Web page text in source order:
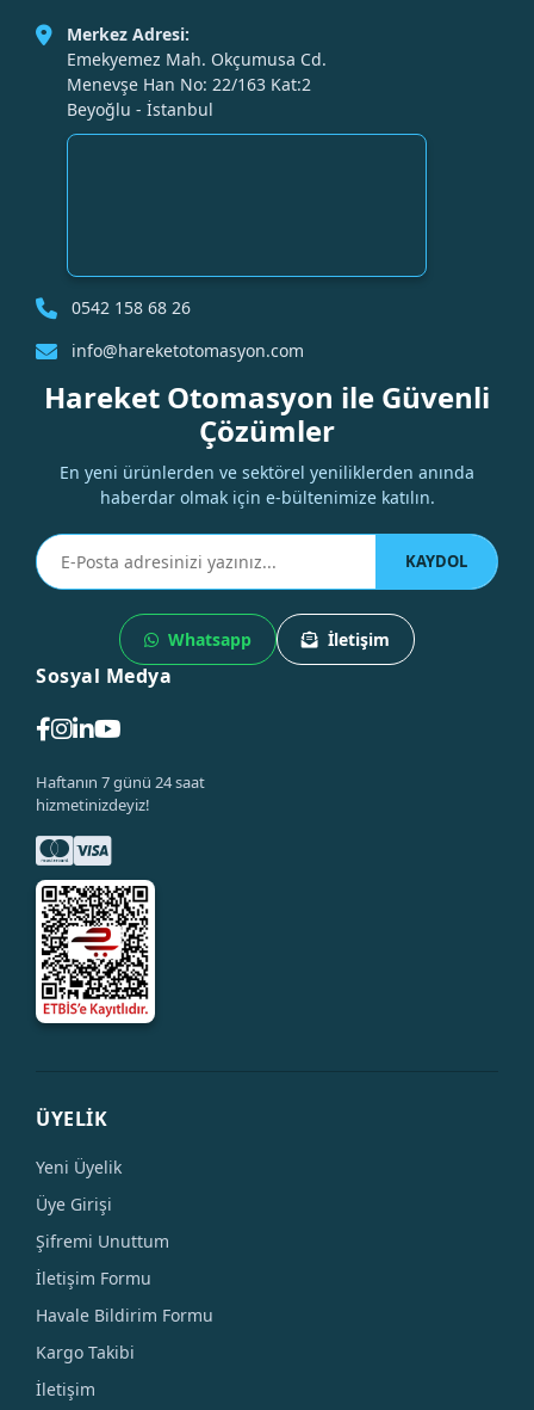
Merkez Adresi:
Emekyemez Mah. Okçumusa Cd.
Menevşe Han No: 22/163 Kat:2
Beyoğlu - İstanbul
0542 158 68 26
info@hareketotomasyon.com
Hareket Otomasyon ile Güvenli
Çözümler
En yeni ürünlerden ve sektörel yeniliklerden anında
haberdar olmak için e-bültenimize katılın.
KAYDOL
Whatsapp İletişim
Sosyal Medya
Haftanın 7 günü 24 saat
hizmetinizdeyiz!
ÜYELİK
Yeni Üyelik
Üye Girişi
Şifremi Unuttum
İletişim Formu
Havale Bildirim Formu
Kargo Takibi
İletişim